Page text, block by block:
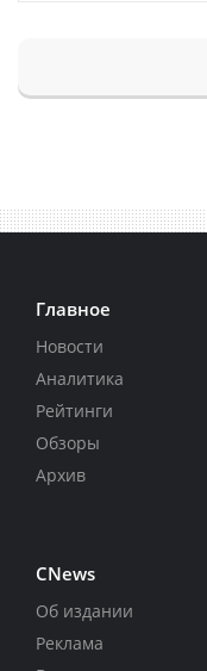
Главное
Новости
Аналитика
Рейтинги
Обзоры
Архив
CNews
Об издании
Реклама